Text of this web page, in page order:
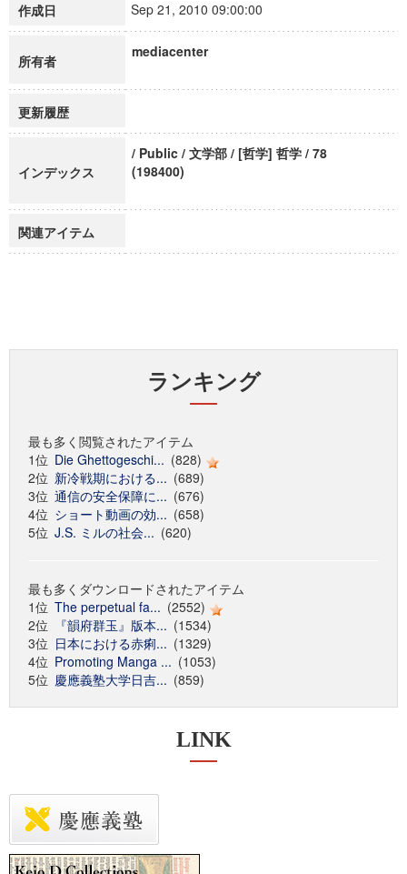
作成日 Sep 21, 2010 09:00:00
所有者
mediacenter
更新履歴
インデックス
/ Public / 文学部 / [哲学] 哲学 / 78
(198400)
関連アイテム
ランキング
最も多く閲覧されたアイテム
1位 Die Ghettogeschi... (828)
2位 新冷戦期における... (689)
3位 通信の安全保障に... (676)
4位 ショート動画の効... (658)
5位 J.S. ミルの社会... (620)
最も多くダウンロードされたアイテム
1位 The perpetual fa... (2552)
2位
『韻府群玉』版本... (1534)
3位 日本における赤痢... (1329)
4位 Promoting Manga ... (1053)
5位 慶應義塾大学日吉... (859)
LINK